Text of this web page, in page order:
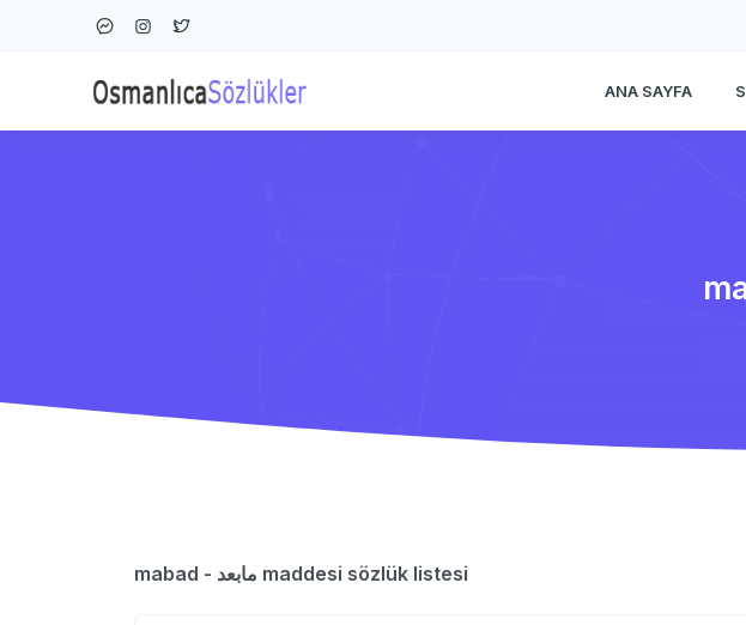
ANA SAYFA
mabad - مابعد maddesi sözlük listesi